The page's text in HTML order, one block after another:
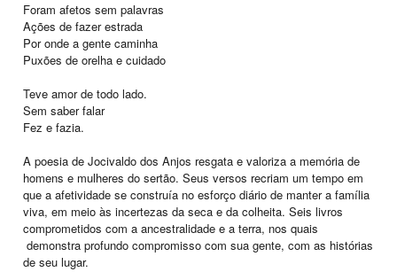
Foram afetos sem palavras
Ações de fazer estrada
Por onde a gente caminha
Puxões de orelha e cuidado
Teve amor de todo lado.
Sem saber falar
Fez e fazia.
A poesia de Jocivaldo dos Anjos resgata e valoriza a memória de
homens e mulheres do sertão. Seus versos recriam um tempo em
que a afetividade se construía no esforço diário de manter a família
viva, em meio às incertezas da seca e da colheita. Seis livros
comprometidos com a ancestralidade e a terra, nos quais
demonstra profundo compromisso com sua gente, com as histórias
de seu lugar.